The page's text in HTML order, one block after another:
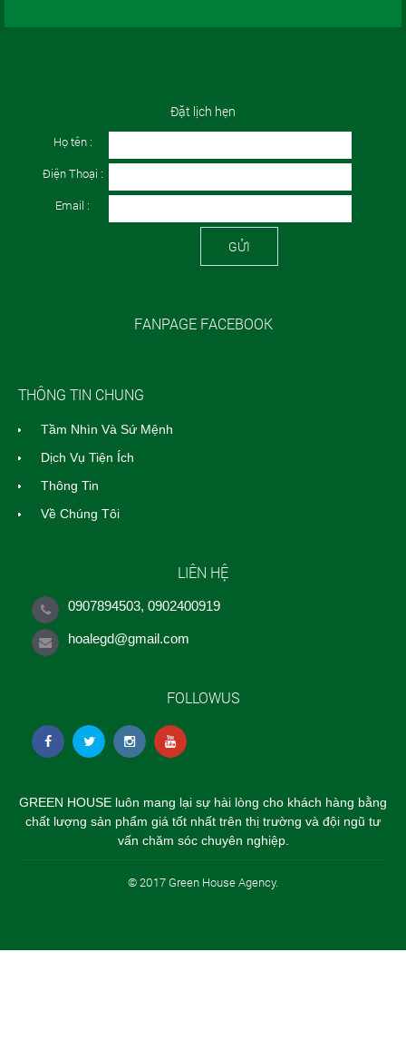
Đặt lịch hẹn
Họ tên :
Điện Thoại :
Email :
GỬI
FANPAGE FACEBOOK
THÔNG TIN CHUNG
Tầm Nhìn Và Sứ Mệnh
Dịch Vụ Tiện Ích
Thông Tin
Về Chúng Tôi
LIÊN HỆ
0907894503, 0902400919
hoalegd@gmail.com
FOLLOWUS
GREEN HOUSE luôn mang lại sự hài lòng cho khách hàng bằng
chất lượng sản phẩm giá tốt nhất trên thị trường và đội ngũ tư
vấn chăm sóc chuyên nghiệp.
© 2017 Green House Agency.